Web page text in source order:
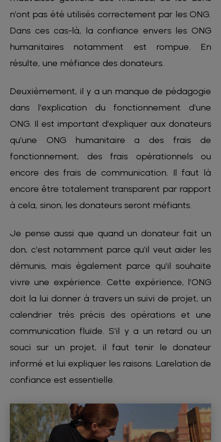
n'ont pas été utilisés correctement par les ONG.
Dans ces cas-là, la confiance envers les ONG
humanitaires notamment est rompue. En
résulte, une méfiance des donateurs.
Deuxièmement, il y a un manque de pédagogie
dans l'explication du fonctionnement d'une
ONG. Il est important d'expliquer aux donateurs
qu'une ONG humanitaire a des frais de
fonctionnement, des frais opérationnels ou
encore des frais de communication. Il faut là
encore être totalement transparent par rapport
à cela, sinon, les donateurs seront méfiants.
Je pense aussi que quand un donateur fait un
don, c'est notamment parce qu'il veut aider les
démunis, mais également parce qu'il souhaite
vivre une expérience. Cette expérience, l'ONG
doit la lui donner à travers un suivi de projet, un
calendrier très précis des opérations et une
communication fluide. S'il y a un retard ou un
souci sur un projet, il faut tenir le donateur
informé et lui expliquer les raisons. Larelation de
confiance est essentielle.